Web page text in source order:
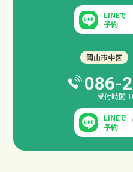
LINEで
予約
岡山市中区
086-
受付時間
LINEで
予約